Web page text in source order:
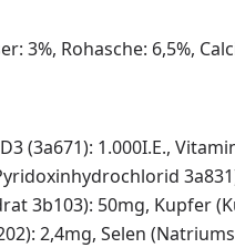
3%, Rohasche: 6,5%,
(3a671): 1.000I.E.,
3b103): 50mg, Kupfer
2,4mg, Selen